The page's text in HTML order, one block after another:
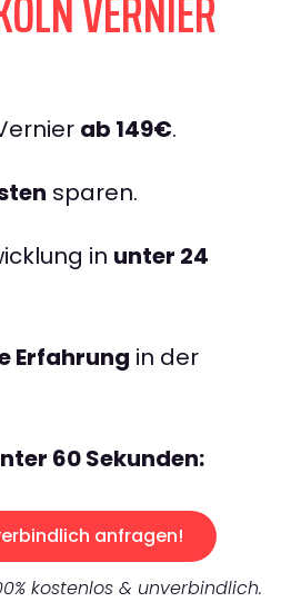
ab 149€.
sparen.
in unter 24
Erfahrung in der
60 Sekunden:
anfragen!
kostenlos & unverbindlich.